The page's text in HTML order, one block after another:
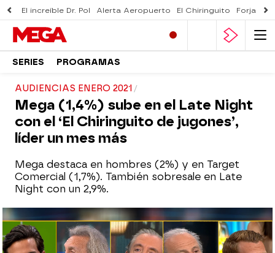
El increíble Dr. Pol Alerta Aeropuerto El Chiringuito Forjado
SERIES PROGRAMAS
AUDIENCIAS ENERO 2021
Mega (1,4%) sube en el Late Night
con el ‘El Chiringuito de jugones’,
líder un mes más
Mega destaca en hombres (2%) y en Target
Comercial (1,7%). También sobresale en Late
Night con un 2,9%.